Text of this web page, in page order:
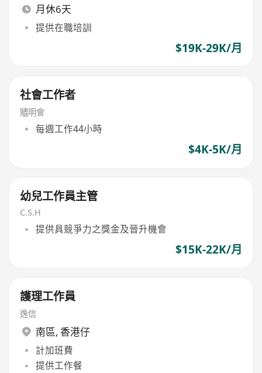
月休6天
提供在職培訓
$19K-29K/月
社會工作者
贐明會
每週工作44小時
$4K-5K/月
幼兒工作員主管
C.S.H
提供具競爭力之獎金及晉升機會
$15K-22K/月
護理工作員
逸信
南區, 香港仔
計加班費
提供工作餐